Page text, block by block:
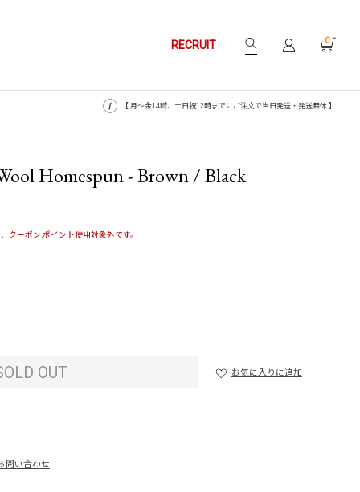
RECRUIT 0
【 月〜金14時、土日祝12時までにご注文で当日発送・発送無休 】
Homespun - Brown / Black
クーポン,ポイント使用対象外です。
OUT お気に入りに追加
問い合わせ